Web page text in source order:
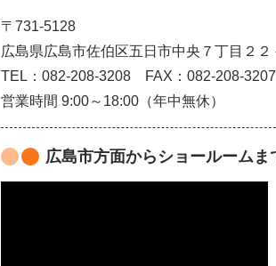
〒731-5128
広島県広島市佐伯区五日市中央７丁目２２
TEL：082‐208‐3208
FAX：082-208-3207
営業時間 9:00～18:00（年中無休）
広島市方面からショールームま